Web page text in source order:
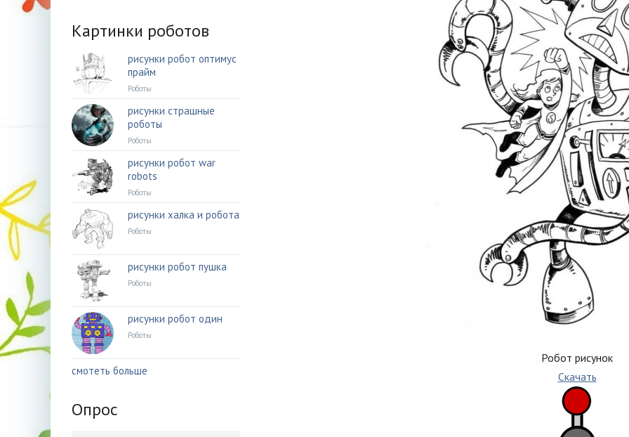
Робот рисунок
Скачать
Картинки роботов
рисунки робот оптимус
прайм
Роботы
рисунки страшные
роботы
Роботы
рисунки робот war
robots
Роботы
рисунки халка и робота
Роботы
рисунки робот пушка
Роботы
рисунки робот один
Роботы
смотеть больше
Опрос